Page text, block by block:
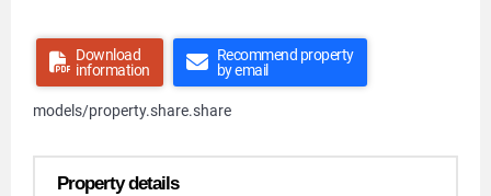
Download
information
Recommend property
by email
models/property.share.share
Property details